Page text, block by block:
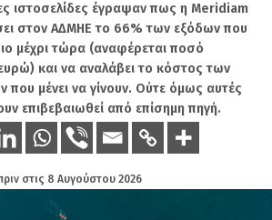
όμως, είναι ότι η ρωσική
πλέον μόνο τη Δύση πίσω
Βλέπει και την Τουρκία
Οι κυρώσεις κατά της
των παραδοσιακών
επιρροής και η ανάγκη των
Ασίας για νέες εμπορικές,
πολιτικές διαδρομές έχουν
της Άγκυρας.
ιστοσελίδες έγραψαν πως η Meridiam
στον ΑΔΜΗΕ το 66% των εξόδων που
μέχρι τώρα (αναφέρεται ποσό
και να αναλάβει το κόστος των
που μένει να γίνουν. Ούτε όμως αυτές
επιβεβαιωθεί από επίσημη πηγή.
στις 8 Αυγούστου 2026